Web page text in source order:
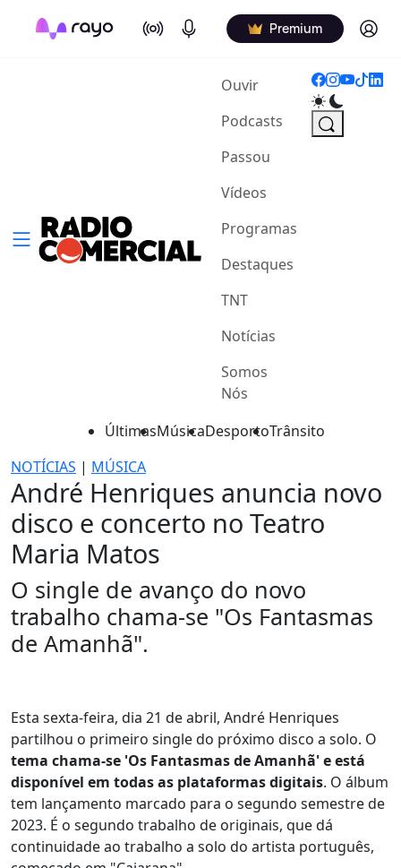
On Air Podcasts Premium Log in
Ouvir(current)
Podcasts
Passou
Vídeos
Programas
Destaques
TNT
Notícias
Somos
Nós
ÚltimasMúsicaDesportoTrânsito
NOTÍCIAS | MÚSICA
André Henriques anuncia novo
disco e concerto no Teatro
Maria Matos
O single de avanço do novo
trabalho chama-se "Os Fantasmas
de Amanhã".
Esta sexta-feira, dia 21 de abril, André Henriques
partilhou o primeiro single do próximo disco a solo. O
tema chama-se 'Os Fantasmas de Amanhã' e está
disponível em todas as plataformas digitais. O álbum
tem lançamento marcado para o segundo semestre de
2023. É o segundo trabalho de originais, que dá
continuidade ao trabalho a solo do artista português,